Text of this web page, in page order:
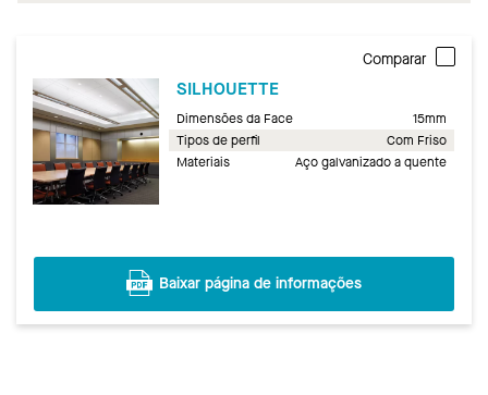
Comparar
SILHOUETTE
Dimensões da Face
15mm
Tipos de perfil
Com Friso
Materiais
Aço galvanizado a quente
Baixar página de informações